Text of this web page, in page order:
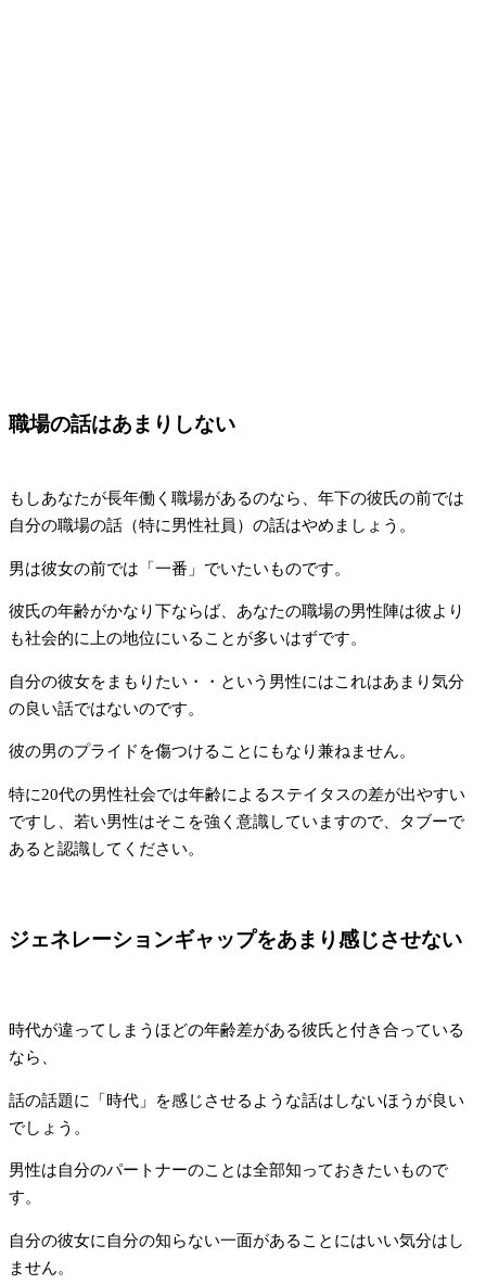
職場の話はあまりしない
もしあなたが長年働く職場があるのなら、年下の彼氏の前では
自分の職場の話（特に男性社員）の話はやめましょう。
男は彼女の前では「一番」でいたいものです。
彼氏の年齢がかなり下ならば、あなたの職場の男性陣は彼より
も社会的に上の地位にいることが多いはずです。
自分の彼女をまもりたい・・という男性にはこれはあまり気分
の良い話ではないのです。
彼の男のプライドを傷つけることにもなり兼ねません。
特に20代の男性社会では年齢によるステイタスの差が出やすい
ですし、若い男性はそこを強く意識していますので、タブーで
あると認識してください。
ジェネレーションギャップをあまり感じさせない
時代が違ってしまうほどの年齢差がある彼氏と付き合っている
なら、
話の話題に「時代」を感じさせるような話はしないほうが良い
でしょう。
男性は自分のパートナーのことは全部知っておきたいもので
す。
自分の彼女に自分の知らない一面があることにはいい気分はし
ません。